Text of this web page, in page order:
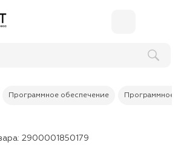
Программное обеспечение Программное
2900001850179